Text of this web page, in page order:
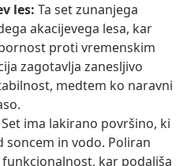
les: Ta set zunanjega
akacijevega lesa, kar
proti vremenskim
zagotavlja zanesljivo
medtem ko naravni
Set ima lakirano površino, ki
in vodo. Poliran
kar podaljša